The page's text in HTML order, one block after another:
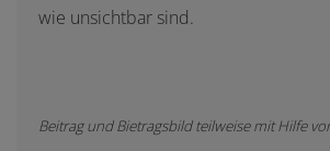
wie unsichtbar sind.
Beitrag und Bietragsbild teilweise mit Hilfe